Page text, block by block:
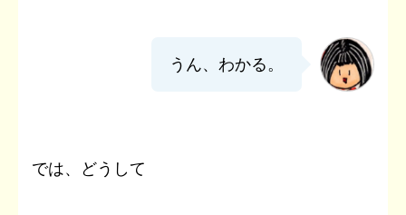
うん、わかる。
では、どうして